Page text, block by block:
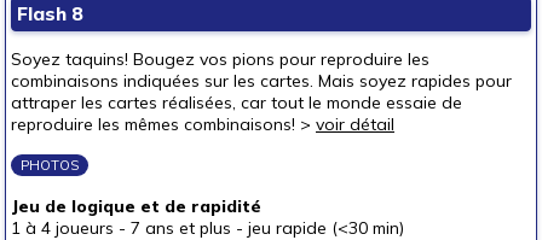
Flash 8
Soyez taquins! Bougez vos pions pour reproduire les
combinaisons indiquées sur les cartes. Mais soyez rapides pour
attraper les cartes réalisées, car tout le monde essaie de
reproduire les mêmes combinaisons! > voir détail
PHOTOS
Jeu de logique et de rapidité
1 à 4 joueurs - 7 ans et plus - jeu rapide (<30 min)